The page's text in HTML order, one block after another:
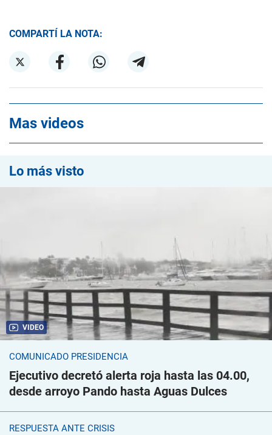
COMPARTÍ LA NOTA:
Mas videos
Lo más visto
VIDEO
COMUNICADO PRESIDENCIA
Ejecutivo decretó alerta roja hasta las 04.00,
desde arroyo Pando hasta Aguas Dulces
RESPUESTA ANTE CRISIS